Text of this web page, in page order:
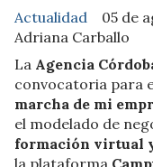
Adriana Carballo
Actualidad 05 de
La Agencia
convocatoria para
marcha de mi
el modelado de
formación virtual
la plataforma